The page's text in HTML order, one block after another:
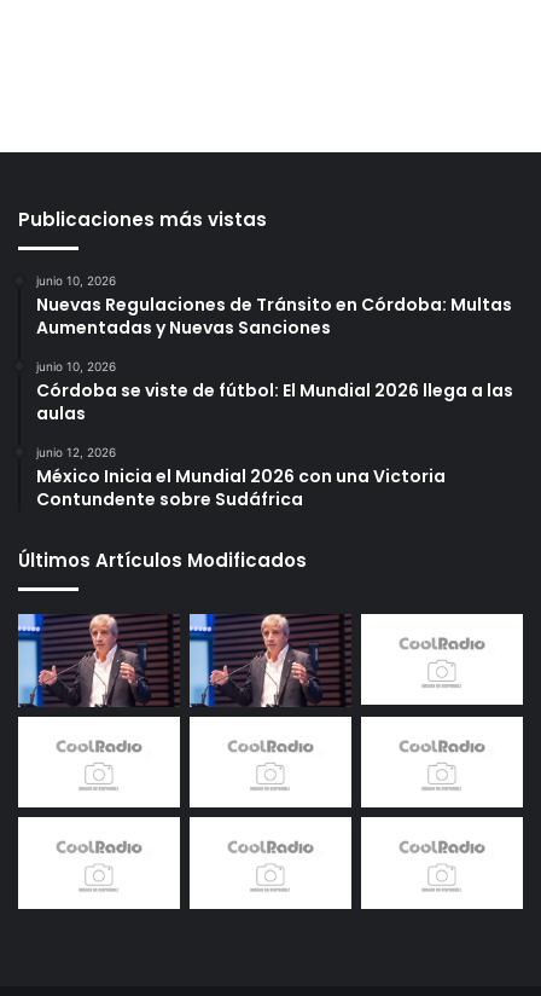
Publicaciones más vistas
junio 10, 2026
Nuevas Regulaciones de Tránsito en Córdoba: Multas
Aumentadas y Nuevas Sanciones
junio 10, 2026
Córdoba se viste de fútbol: El Mundial 2026 llega a las
aulas
junio 12, 2026
México Inicia el Mundial 2026 con una Victoria
Contundente sobre Sudáfrica
Últimos Artículos Modificados